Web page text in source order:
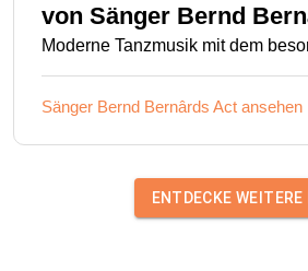
von Sänger Bernd
Moderne Tanzmusik mit dem
Sänger Bernd Bernârds Act ansehen
ENTDECKE